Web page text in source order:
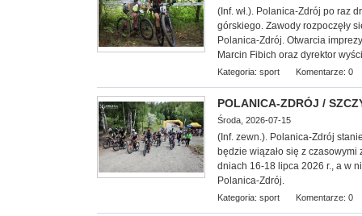
(Inf. wł.). Polanica-Zdrój po raz
górskiego. Zawody rozpoczęły
Polanica-Zdrój. Otwarcia
Marcin Fibich oraz dyrektor
Kategoria: sport Komentarze: 0
POLANICA-ZDRÓJ /
Środa, 2026-07-15
(Inf. zewn.). Polanica-Zdrój
będzie wiązało się z
dniach 16-18 lipca 2026 r., a w
Polanica-Zdrój.
Kategoria: sport Komentarze: 0